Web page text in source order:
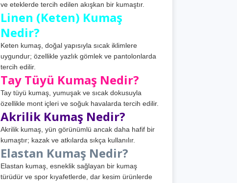
ve eteklerde tercih edilen akışkan bir kumaştır.
Linen (Keten) Kumaş
Nedir?
Keten kumaş, doğal yapısıyla sıcak iklimlere
uygundur; özellikle yazlık gömlek ve pantolonlarda
tercih edilir.
Tay Tüyü Kumaş Nedir?
Tay tüyü kumaş, yumuşak ve sıcak dokusuyla
özellikle mont içleri ve soğuk havalarda tercih edilir.
Akrilik Kumaş Nedir?
Akrilik kumaş, yün görünümlü ancak daha hafif bir
kumaştır; kazak ve atkılarda sıkça kullanılır.
Elastan Kumaş Nedir?
Elastan kumaş, esneklik sağlayan bir kumaş
türüdür ve spor kıyafetlerde, dar kesim ürünlerde